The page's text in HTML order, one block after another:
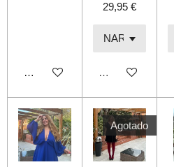
Añadir al carrito
29,95 €
Agotado
Agotado